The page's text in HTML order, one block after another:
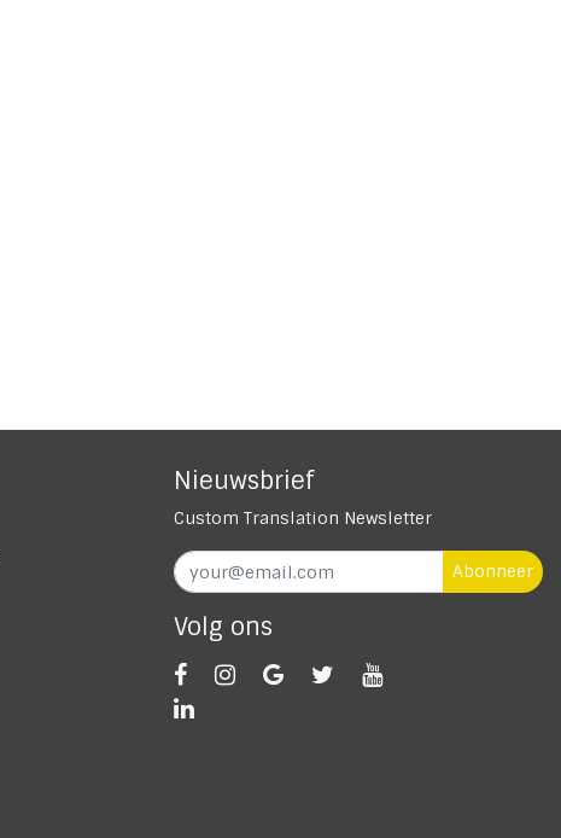
Nieuwsbrief
Custom Translation Newsletter
Abonneer
Volg ons